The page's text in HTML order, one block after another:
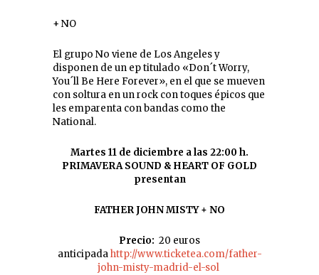
+ NO
El grupo No viene de Los Angeles y
disponen de un ep titulado «Don´t Worry,
You´ll Be Here Forever», en el que se mueven
con soltura en un rock con toques épicos que
les emparenta con bandas como the
National.
Martes 11 de diciembre a las 22:00 h.
PRIMAVERA SOUND & HEART OF GOLD
presentan
FATHER JOHN MISTY + NO
Precio: 20 euros
anticipadahttp://www.ticketea.com/father-
john-misty-madrid-el-sol